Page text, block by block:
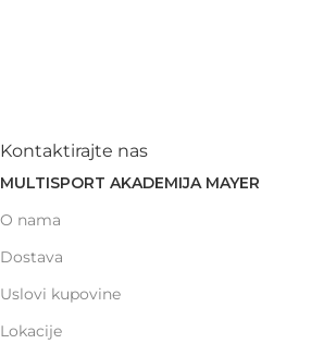
Kontaktirajte nas
MULTISPORT AKADEMIJA MAYER
O nama
Dostava
Uslovi kupovine
Lokacije